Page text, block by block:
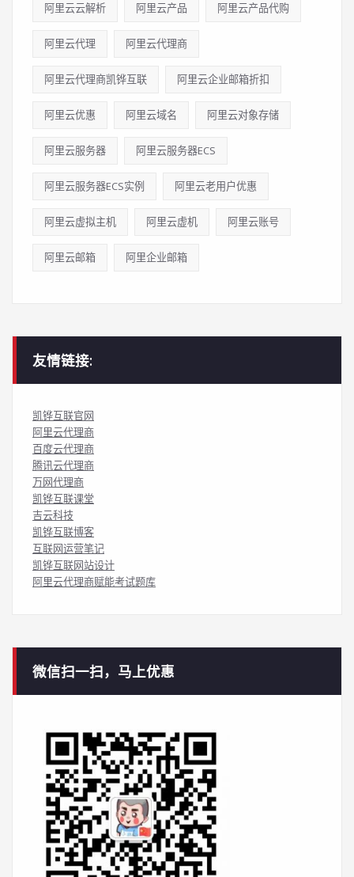
阿里云云解析 阿里云产品 阿里云产品代购
阿里云代理 阿里云代理商
阿里云代理商凯铧互联 阿里云企业邮箱折扣
阿里云优惠 阿里云域名 阿里云对象存储
阿里云服务器 阿里云服务器ECS
阿里云服务器ECS实例 阿里云老用户优惠
阿里云虚拟主机 阿里云虚机 阿里云账号
阿里云邮箱 阿里企业邮箱
友情链接:
凯铧互联官网
阿里云代理商
百度云代理商
腾讯云代理商
万网代理商
凯铧互联课堂
吉云科技
凯铧互联博客
互联网运营笔记
凯铧互联网站设计
阿里云代理商赋能考试题库
微信扫一扫，马上优惠